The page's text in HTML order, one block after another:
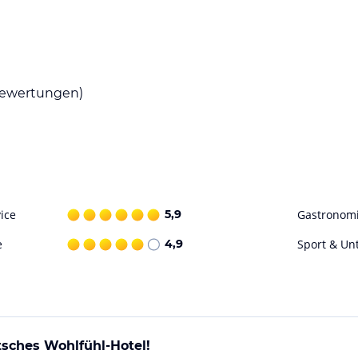
Gewähr. Bitte lies vor der Buchung die
5,9
4,9 Sport &
Wohlfühl-Hotel!